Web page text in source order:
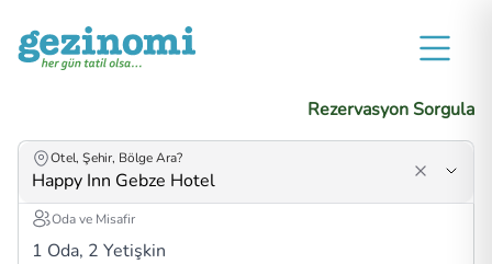
Rezervasyon Sorgula
Otel, Şehir, Bölge Ara?
Oda ve Misafir
1 Oda, 2 Yetişkin